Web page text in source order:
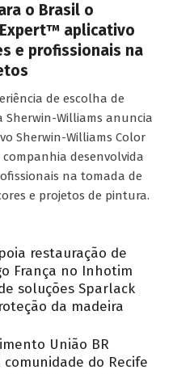
o Brasil o
aplicativo
e profissionais na
de escolha de
Sherwin-Williams anuncia
Sherwin-Williams Color
desenvolvida
na tomada de
e projetos de pintura.
restauração de
França no Inhotim
soluções Sparlack
da madeira
União BR
do Recife